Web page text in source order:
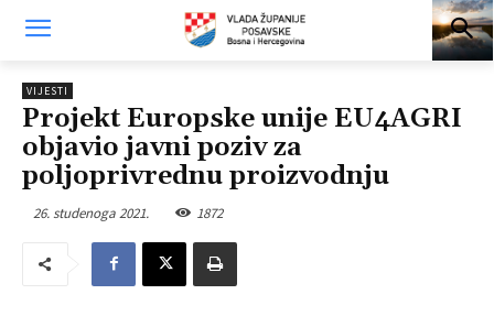
VIJESTI
Projekt Europske unije EU4AGRI
objavio javni poziv za
poljoprivrednu proizvodnju
26. studenoga 2021. 1872